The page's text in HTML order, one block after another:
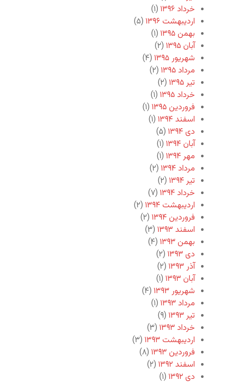
خرداد ۱۳۹۶
(۱)
اردیبهشت ۱۳۹۶
(۵)
بهمن ۱۳۹۵
(۱)
آبان ۱۳۹۵
(۲)
شهریور ۱۳۹۵
(۴)
مرداد ۱۳۹۵
(۲)
تیر ۱۳۹۵
(۲)
خرداد ۱۳۹۵
(۱)
فروردین ۱۳۹۵
(۱)
اسفند ۱۳۹۴
(۱)
دی ۱۳۹۴
(۵)
آبان ۱۳۹۴
(۱)
مهر ۱۳۹۴
(۱)
مرداد ۱۳۹۴
(۲)
تیر ۱۳۹۴
(۲)
خرداد ۱۳۹۴
(۷)
اردیبهشت ۱۳۹۴
(۲)
فروردین ۱۳۹۴
(۲)
اسفند ۱۳۹۳
(۳)
بهمن ۱۳۹۳
(۴)
دی ۱۳۹۳
(۲)
آذر ۱۳۹۳
(۲)
آبان ۱۳۹۳
(۱)
شهریور ۱۳۹۳
(۴)
مرداد ۱۳۹۳
(۱)
تیر ۱۳۹۳
(۹)
خرداد ۱۳۹۳
(۳)
اردیبهشت ۱۳۹۳
(۳)
فروردین ۱۳۹۳
(۸)
اسفند ۱۳۹۲
(۲)
دی ۱۳۹۲
(۱)